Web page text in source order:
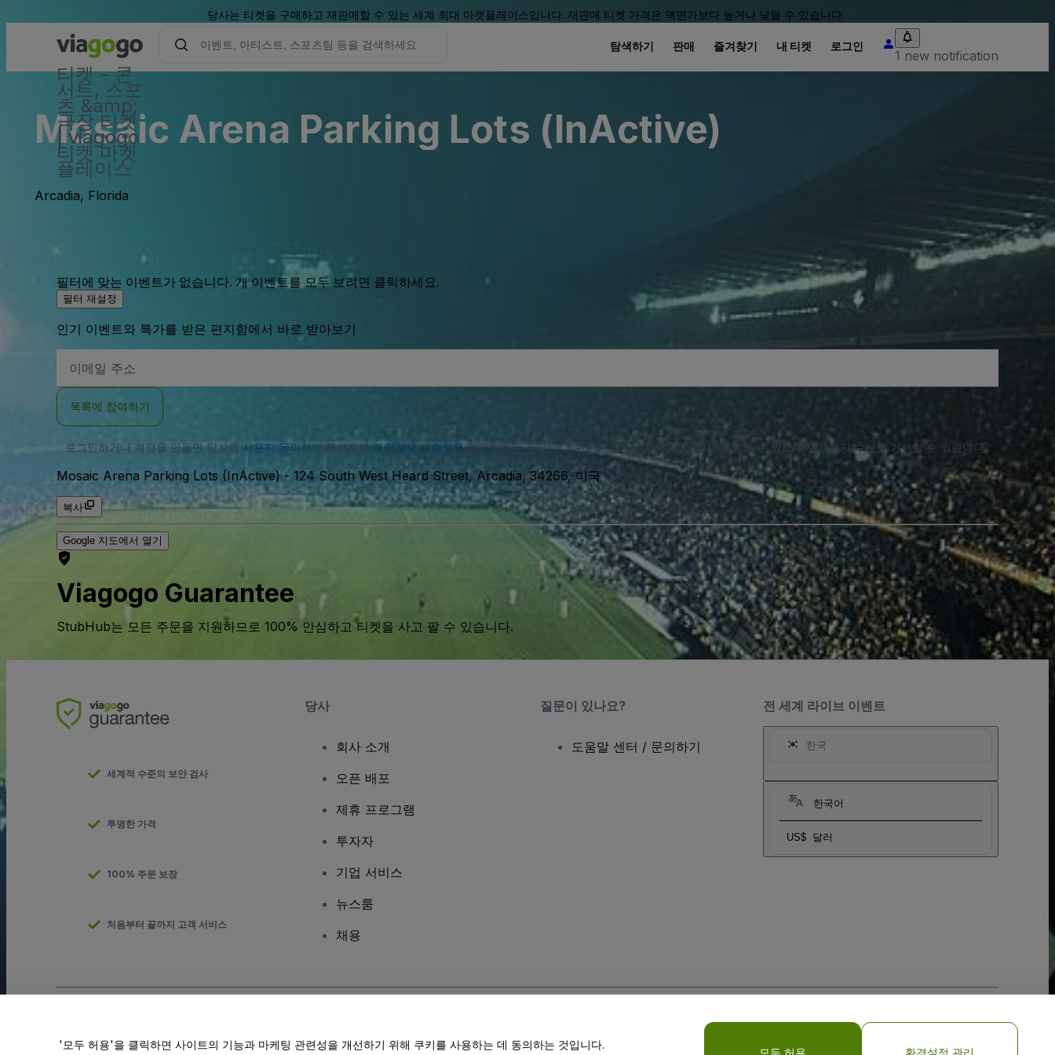
당사는 티켓을 구매하고 재판매할 수 있는 세계 최대 마켓플레이스입니다. 재판매 티켓 가격은 액면가보다 높거나 낮을 수 있습니다.
티켓 - 콘
서트, 스포
츠 &amp;
극장 티켓
| viagogo
티켓 마켓
플레이스
탐색하기 판매 즐겨찾기 내 티켓 로그인
1 new notification
Mosaic Arena Parking Lots (InActive)
Arcadia, Florida
필터에 맞는 이벤트가 없습니다. 개 이벤트를 모두 보려면 클릭하세요.
필터 재설정
인기 이벤트와 특가를 받은 편지함에서 바로 받아보기
메
소
목록에 참여하기
로그인하거나 계정을 만들면 당사의 사용자 동의서에 동의하고개인정보 보호정책을 이해하는 것입니다. 귀하는 당사로부터 SMS 알림을 받을 수 있으며 언제든지 수신을 거부할 수 있습니다.
Mosaic Arena Parking Lots (InActive) - 124 South West Heard Street, Arcadia, 34266, 미국
복사
Google 지도에서 열기
Viagogo Guarantee
StubHub는 모든 주문을 지원하므로 100% 안심하고 티켓을 사고 팔 수 있습니다.
전 세계 라이브 이벤트
한국
한국어
US$ 달러
세계적 수준의 보안 검사
투명한 가격
100% 주문 보장
처음부터 끝까지 고객 서비스
당사
회사 소개
오픈 배포
제휴 프로그램
투자자
기업 서비스
뉴스룸
채용
질문이 있나요?
도움말 센터 / 문의하기
이 웹사이트를 사용하면 이용 약관및개인정보 보호정책 및 쿠키 정책및 모바일 개인정보 보호정책에 동의하는 것으로 간주됩니다.Do Not Share My Personal Information/Your Privacy Choices
'모두 허용'을 클릭하면 사이트의 기능과 마케팅 관련성을 개선하기 위해 쿠키를 사용하는 데 동의하는 것입니다.
모두 허용 환경설정 관리